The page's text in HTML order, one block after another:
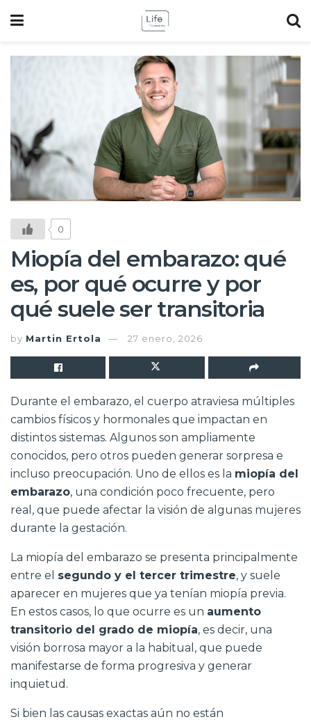
0
Miopía del embarazo: qué
es, por qué ocurre y por
qué suele ser transitoria
by Martin Ertola 27 enero, 2026
Durante el embarazo, el cuerpo atraviesa múltiples
cambios físicos y hormonales que impactan en
distintos sistemas. Algunos son ampliamente
conocidos, pero otros pueden generar sorpresa e
incluso preocupación. Uno de ellos es la miopía del
embarazo, una condición poco frecuente, pero
real, que puede afectar la visión de algunas mujeres
durante la gestación.
La miopía del embarazo se presenta principalmente
entre el segundo y el tercer trimestre, y suele
aparecer en mujeres que ya tenían miopía previa.
En estos casos, lo que ocurre es un aumento
transitorio del grado de miopía, es decir, una
visión borrosa mayor a la habitual, que puede
manifestarse de forma progresiva y generar
inquietud.
Si bien las causas exactas aún no están